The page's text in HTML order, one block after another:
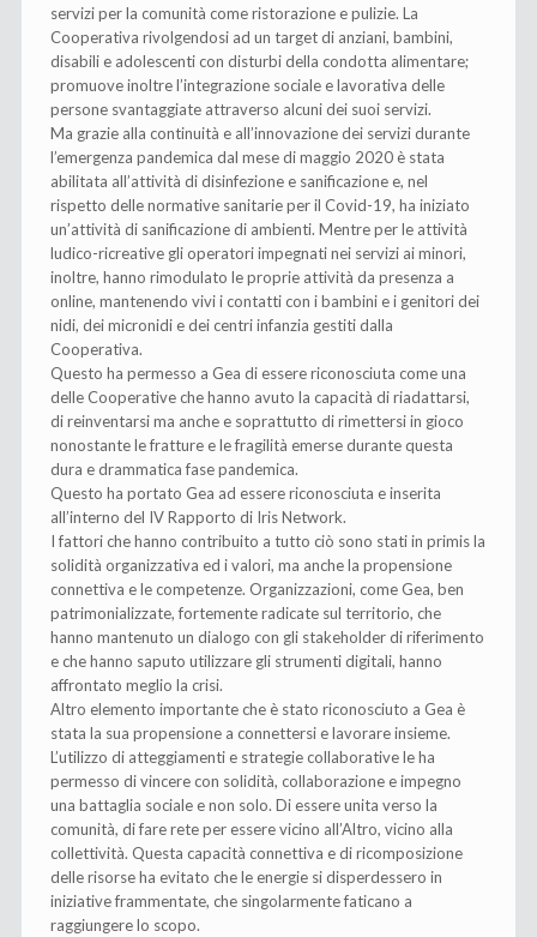
servizi per la comunità come ristorazione e pulizie. La
Cooperativa rivolgendosi ad un target di anziani, bambini,
disabili e adolescenti con disturbi della condotta alimentare;
promuove inoltre l’integrazione sociale e lavorativa delle
persone svantaggiate attraverso alcuni dei suoi servizi.
Ma grazie alla continuità e all’innovazione dei servizi durante
l’emergenza pandemica dal mese di maggio 2020 è stata
abilitata all’attività di disinfezione e sanificazione e, nel
rispetto delle normative sanitarie per il Covid-19, ha iniziato
un’attività di sanificazione di ambienti. Mentre per le attività
ludico-ricreative gli operatori impegnati nei servizi ai minori,
inoltre, hanno rimodulato le proprie attività da presenza a
online, mantenendo vivi i contatti con i bambini e i genitori dei
nidi, dei micronidi e dei centri infanzia gestiti dalla
Cooperativa.
Questo ha permesso a Gea di essere riconosciuta come una
delle Cooperative che hanno avuto la capacità di riadattarsi,
di reinventarsi ma anche e soprattutto di rimettersi in gioco
nonostante le fratture e le fragilità emerse durante questa
dura e drammatica fase pandemica.
Questo ha portato Gea ad essere riconosciuta e inserita
all’interno del IV Rapporto di Iris Network.
I fattori che hanno contribuito a tutto ciò sono stati in primis la
solidità organizzativa ed i valori, ma anche la propensione
connettiva e le competenze. Organizzazioni, come Gea, ben
patrimonializzate, fortemente radicate sul territorio, che
hanno mantenuto un dialogo con gli stakeholder di riferimento
e che hanno saputo utilizzare gli strumenti digitali, hanno
affrontato meglio la crisi.
Altro elemento importante che è stato riconosciuto a Gea è
stata la sua propensione a connettersi e lavorare insieme.
L’utilizzo di atteggiamenti e strategie collaborative le ha
permesso di vincere con solidità, collaborazione e impegno
una battaglia sociale e non solo. Di essere unita verso la
comunità, di fare rete per essere vicino all’Altro, vicino alla
collettività. Questa capacità connettiva e di ricomposizione
delle risorse ha evitato che le energie si disperdessero in
iniziative frammentate, che singolarmente faticano a
raggiungere lo scopo.